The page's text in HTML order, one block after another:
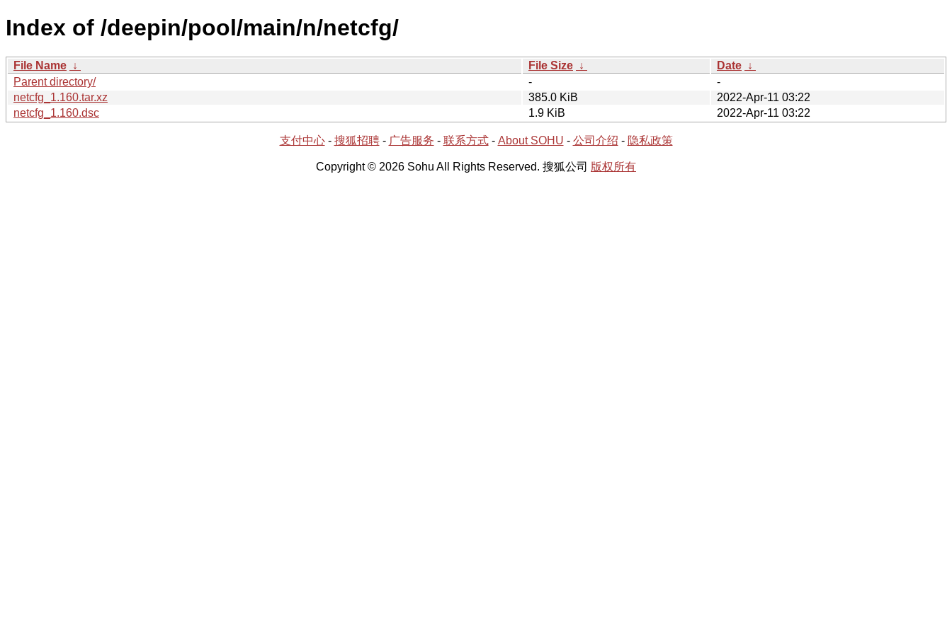
Index of /deepin/pool/main/n/netcfg/
File Name ↓ File Size ↓ Date ↓
Parent directory/
-
-
netcfg_1.160.tar.xz
385.0 KiB
2022-Apr-11 03:22
netcfg_1.160.dsc
1.9 KiB 2022-Apr-11 03:22
支付中心- 搜狐招聘- 广告服务 - 联系方式- About SOHU - 公司介绍 - 隐私政策
Copyright © 2026 Sohu All Rights Reserved. 搜狐公司 版权所有